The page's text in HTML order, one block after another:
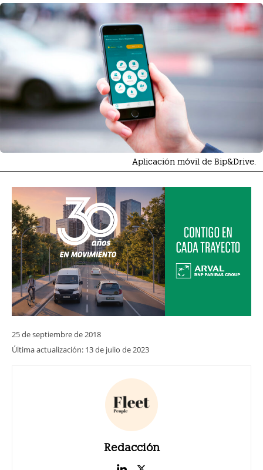
Aplicación móvil de Bip&Drive.
25 de septiembre de 2018
Última actualización: 13 de julio de 2023
Redacción